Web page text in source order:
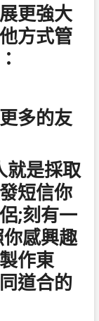
更強大
方式管
多的友
就是採取
短信你
;刻有一
感興趣
作東
道合的